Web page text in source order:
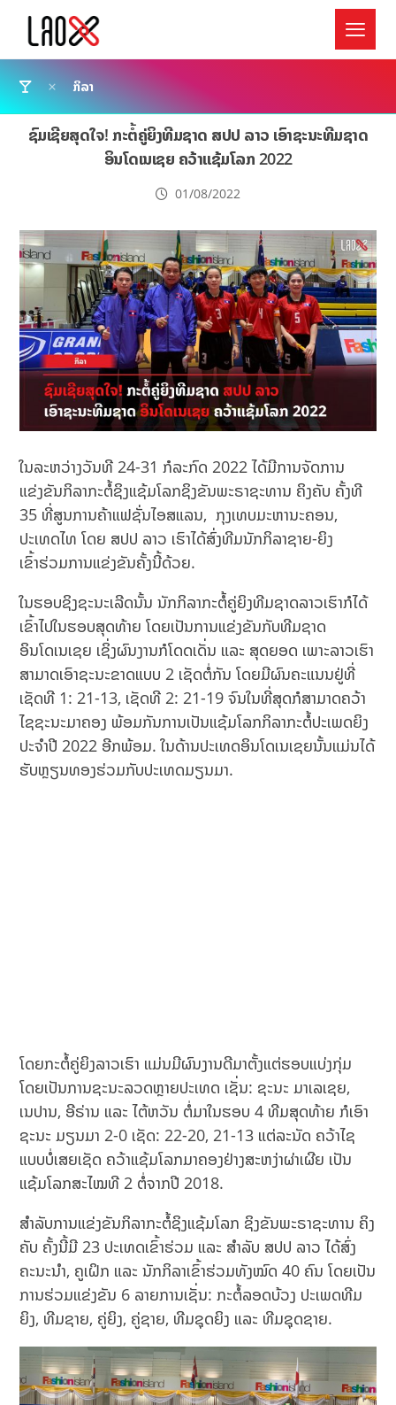
ກິລາ
ຊົມເຊີຍສຸດໃຈ! ກະຕໍ້ຄູ່ຍິງທີມຊາດ ສປປ ລາວ ເອົາຊະນະທີມຊາດ
ອິນໂດເນເຊຍ ຄວ້າແຊ້ມໂລກ 2022
01/08/2022
ໃນລະຫວ່າງວັນທີ 24-31 ກໍລະກົດ 2022 ໄດ້ມີການຈັດການ
ແຂ່ງຂັນກິລາກະຕໍ້ຊິງແຊ້ມໂລກຊິງຂັນພະຣາຊະທານ ຄິງຄັບ ຄັ້ງທີ
35 ທີ່ສູນການຄ້າແຟຊັ່ນໄອສແລນ, ກຸງເທບມະຫານະຄອນ,
ປະເທດໄທ ໂດຍ ສປປ ລາວ ເຮົາໄດ້ສົ່ງທີມນັກກິລາຊາຍ-ຍິງ
ເຂົ້າຮ່ວມການແຂ່ງຂັນຄັ້ງນີ້ດ້ວຍ.
ໃນຮອບຊິງຊະນະເລີດນັ້ນ ນັກກິລາກະຕໍ້ຄູ່ຍິງທີມຊາດລາວເຮົາກໍໄດ້
ເຂົ້າໄປໃນຮອບສຸດທ້າຍ ໂດຍເປັນການແຂ່ງຂັນກັບທີມຊາດ
ອິນໂດເນເຊຍ ເຊິ່ງຜົນງານກໍໂດດເດັ່ນ ແລະ ສຸດຍອດ ເພາະລາວເຮົາ
ສາມາດເອົາຊະນະຂາດແບບ 2 ເຊັດຕໍ່ກັນ ໂດຍມີຜົນຄະແນນຢູ່ທີ່
ເຊັດທີ 1: 21-13, ເຊັດທີ 2: 21-19 ຈົນໃນທີ່ສຸດກໍສາມາດຄວ້າ
ໄຊຊະນະມາຄອງ ພ້ອມກັນການເປັນແຊ້ມໂລກກິລາກະຕໍ້ປະເພດຍິງ
ປະຈຳປີ 2022 ອີກພ້ອມ. ໃນດ້ານປະເທດອິນໂດເນເຊຍນັ້ນແມ່ນໄດ້
ຮັບຫຼຽນທອງຮ່ວມກັບປະເທດມຽນມາ.
ໂດຍກະຕໍ້ຄູ່ຍິງລາວເຮົາ ແມ່ນມີຜົນງານດີມາຕັ້ງແຕ່ຮອບແບ່ງກຸ່ມ
ໂດຍເປັນການຊະນະລວດຫຼາຍປະເທດ ເຊັ່ນ: ຊະນະ ມາເລເຊຍ,
ເນປານ, ອີຣ່ານ ແລະ ໄຕ້ຫວັນ ຕໍ່ມາໃນຮອບ 4 ທີມສຸດທ້າຍ ກໍເອົາ
ຊະນະ ມຽນມາ 2-0 ເຊັດ: 22-20, 21-13 ແຕ່ລະນັດ ຄວ້າໄຊ
ແບບບໍ່ເສຍເຊັດ ຄວ້າແຊ້ມໂລກມາຄອງຢ່າງສະຫງ່າຜ່າເຜີຍ ເປັນ
ແຊ້ມໂລກສະໄໝທີ 2 ຕໍ່ຈາກປີ 2018.
ສໍາລັບການແຂ່ງຂັນກິລາກະຕໍ້ຊິງແຊ້ມໂລກ ຊິງຂັນພະຣາຊະທານ ຄິງ
ຄັບ ຄັ້ງນີ້ມີ 23 ປະເທດເຂົ້າຮ່ວມ ແລະ ສໍາລັບ ສປປ ລາວ ໄດ້ສົ່ງ
ຄະນະນຳ, ຄູເຝິກ ແລະ ນັກກິລາເຂົ້າຮ່ວມທັງໝົດ 40 ຄົນ ໂດຍເປັນ
ການຮ່ວມແຂ່ງຂັນ 6 ລາຍການເຊັ່ນ: ກະຕໍ້ລອດບ້ວງ ປະເພດທີມ
ຍິງ, ທີມຊາຍ, ຄູ່ຍິງ, ຄູ່ຊາຍ, ທີມຊຸດຍິງ ແລະ ທີມຊຸດຊາຍ.